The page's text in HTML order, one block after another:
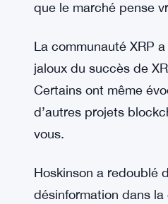
supplémentaire ici.
Impact sur le
Le XRP se négocie
des cryptomonnaies
à tout le drame
La communauté XRP